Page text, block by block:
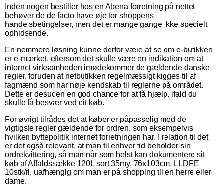
Inden nogen bestiller hos en Abena forretning på nettet
behøver de de facto have øje for shoppens
handelsbetingelser, men det er mange gange ikke specielt
ophidsende.
En nemmere løsning kunne derfor være at se om e-butikken
er e-mærket, eftersom det skulle være en indikation om at
internet virksomheden imødekommer de gældende danske
regler, foruden at netbutikken regelmæssigt kigges til af
fagmænd som har nøje kendskab til reglerne på området.
Dette er desuden en god chance for at få hjælp, ifald du
skulle få besvær ved dit køb.
For øvrigt tilrådes det at køber er påpasselig med de
vigtigste regler gældende for ordren, som eksempelvis
hvilken byttepolitik internet forretningen har. I relation til det
er det også relevant, at man til enhver tid beholder sin
ordrekvittering, så man når som helst kan dokumentere sit
køb af Affaldssække 120L sort 35my, 76x103cm, LLDPE
10stk/rl, uafhængig om man er på shopping til en herre eller
dame.